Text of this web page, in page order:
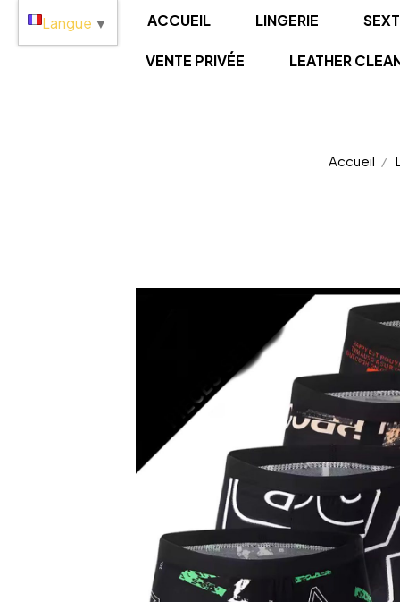
ACCUEIL LINGERIE
VENTE PRIVÉE LEATHER
Accueil
Langue ▼